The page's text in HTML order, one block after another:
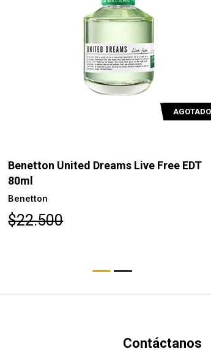
AGOTADO
Benetton United Dreams Live Free EDT
80ml
Benetton
$22.500
Contáctanos